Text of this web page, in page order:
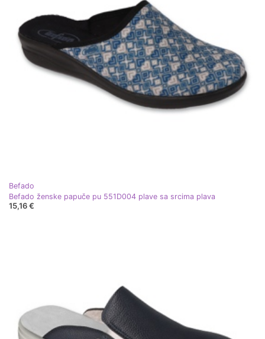
Befado
Befado ženske papuče pu 551D004 plave sa srcima plava
15,16 €